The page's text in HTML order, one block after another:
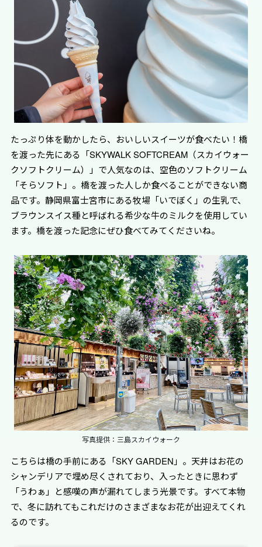
たっぷり体を動かしたら、おいしいスイーツが食べたい！橋
を渡った先にある「SKYWALK SOFTCREAM（スカイウォー
クソフトクリーム）」で人気なのは、空色のソフトクリーム
「そらソフト」。橋を渡った人しか食べることができない商
品です。静岡県富士宮市にある牧場「いでぼく」の生乳で、
ブラウンスイス種と呼ばれる希少な牛のミルクを使用してい
ます。橋を渡った記念にぜひ食べてみてくださいね。
写真提供：三島スカイウォーク
こちらは橋の手前にある「SKY GARDEN」。天井はお花の
シャンデリアで埋め尽くされており、入ったときに思わず
「うわぁ」と感嘆の声が漏れてしまう光景です。すべて本物
で、冬に訪れてもこれだけのさまざまなお花が出迎えてくれ
るのです。